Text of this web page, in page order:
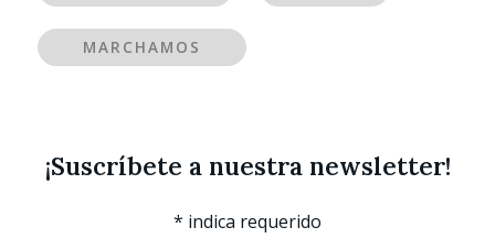
MARCHAMOS
¡Suscríbete a nuestra newsletter!
* indica requerido